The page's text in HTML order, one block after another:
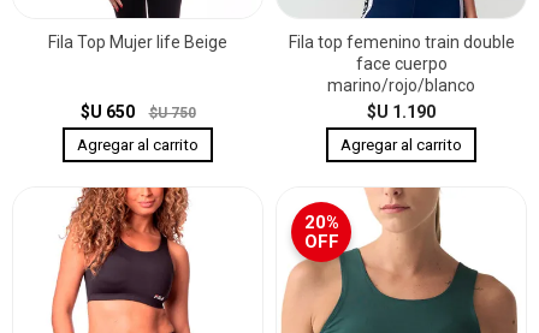
Fila Top Mujer life Beige
$U 650 $U 750
Fila top femenino train double
face cuerpo
marino/rojo/blanco
$U 1.190
20%
OFF